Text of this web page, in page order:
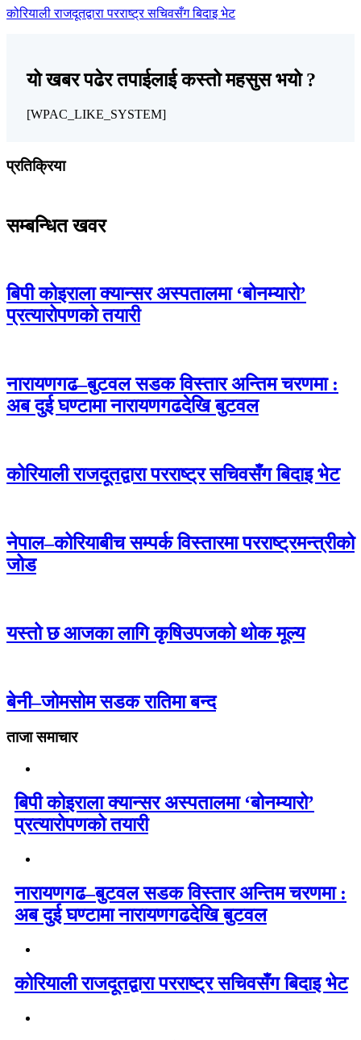
कोरियाली राजदूतद्वारा परराष्ट्र सचिवसँग बिदाइ भेट
यो खबर पढेर तपाईलाई कस्तो महसुस भयो ?
[WPAC_LIKE_SYSTEM]
प्रतिक्रिया
सम्बन्धित खवर
बिपी कोइराला क्यान्सर अस्पतालमा ‘बोनम्यारो’
प्रत्यारोपणको तयारी
नारायणगढ–बुटवल सडक विस्तार अन्तिम चरणमा :
अब दुई घण्टामा नारायणगढदेखि बुटवल
कोरियाली राजदूतद्वारा परराष्ट्र सचिवसँग बिदाइ भेट
नेपाल–कोरियाबीच सम्पर्क विस्तारमा परराष्ट्रमन्त्रीको
जोड
यस्तो छ आजका लागि कृषिउपजको थोक मूल्य
बेनी–जोमसोम सडक रातिमा बन्द
ताजा समाचार
बिपी कोइराला क्यान्सर अस्पतालमा ‘बोनम्यारो’
प्रत्यारोपणको तयारी
नारायणगढ–बुटवल सडक विस्तार अन्तिम चरणमा :
अब दुई घण्टामा नारायणगढदेखि बुटवल
कोरियाली राजदूतद्वारा परराष्ट्र सचिवसँग बिदाइ भेट